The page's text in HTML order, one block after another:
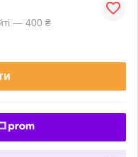
— 400 ₴